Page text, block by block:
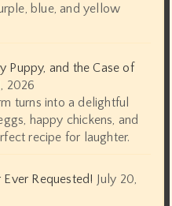
blue, and yellow
Puppy, and the Case of
2026
turns into a delightful
happy chickens, and
recipe for laughter.
Requested! July 20,